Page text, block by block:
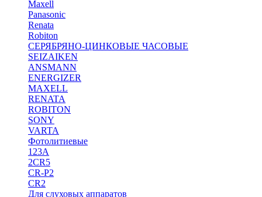
Maxell
Panasonic
Renata
Robiton
СЕРЯБРЯНО-ЦИНКОВЫЕ ЧАСОВЫЕ
SEIZAIKEN
ANSMANN
ENERGIZER
MAXELL
RENATA
ROBITON
SONY
VARTA
Фотолитиевые
123A
2CR5
CR-P2
CR2
Для слуховых аппаратов